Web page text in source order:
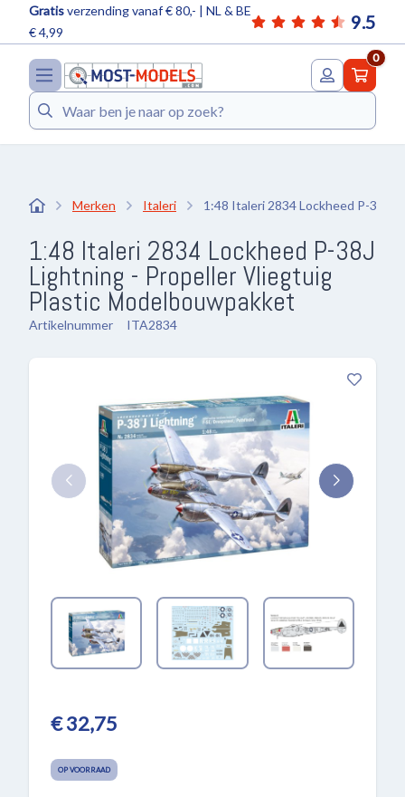
9.5
Gratisverzending vanaf € 80,- | NL & BE
€ 4,99
0
Zoeken
Merken Italeri 1:48 Italeri 2834 Lockheed P-38J
1:48 Italeri 2834 Lockheed P-38J
Lightning - Propeller Vliegtuig
Plastic Modelbouwpakket
Artikelnummer ITA2834
€ 32,75
OP VOORRAAD